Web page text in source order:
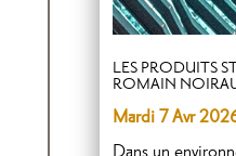
LES PRODUITS
ROMAIN
Mardi 7 Avr